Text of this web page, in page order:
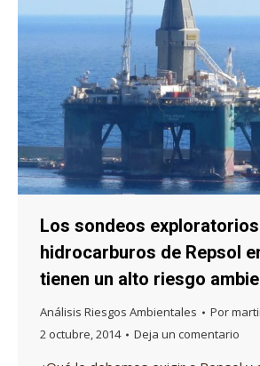
Los sondeos
hidrocarburos de Repsol
tienen un alto riesgo
Análisis Riesgos Ambientales Por
2 octubre, 2014
Deja un comentario